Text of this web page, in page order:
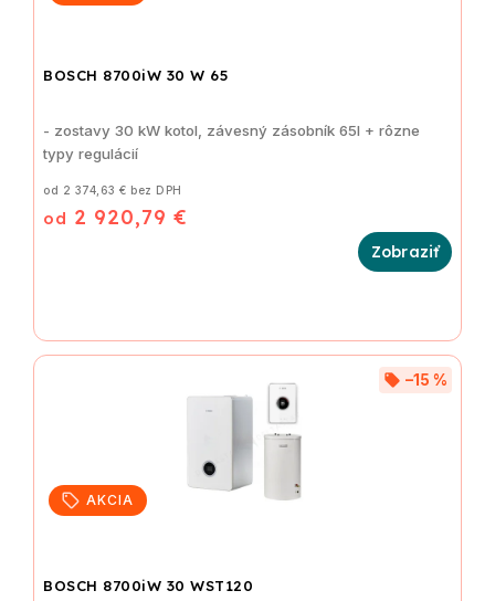
BOSCH 8700iW 30 W 65
od 2 374,63 € bez DPH
od 2 920,79 €
- zostavy 30 kW kotol, závesný zásobník 65l + rôzne
typy regulácií
AKCIA
BOSCH 8700iW 30 WST120
–15 %